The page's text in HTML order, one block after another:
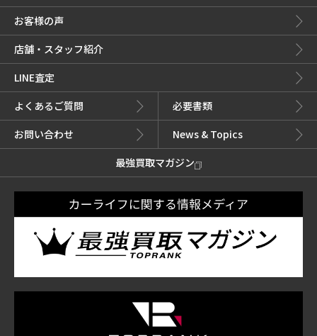
お客様の声
店舗・スタッフ紹介
LINE査定
よくあるご質問
必要書類
お問い合わせ
News & Topics
最強買取マガジン